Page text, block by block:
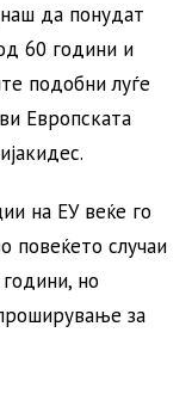
да понудат
60 години и
подобни луѓе
Европската
на ЕУ веќе го
повеќето случаи
но
за